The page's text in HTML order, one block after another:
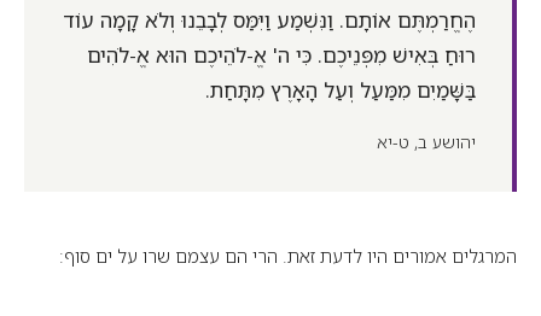
הֶחֱרַמְתֶּם אוֹתָם. וַנִּשְׁמַע וַיִּמַּס לְבָבֵנוּ וְלֹא קָמָה עוֹד
רוּחַ בְּאִישׁ מִפְּנֵיכֶם. כִּי ה' אֱ-לֹהֵיכֶם הוּא אֱ-לֹהִים
בַּשָּׁמַיִם מִמַּעַל וְעַל הָאָרֶץ מִתָּחַת.
יהושע ב, ט-יא
המרגלים אמורים היו לדעת זאת. הרי הם עצמם שרו על ים סוף: